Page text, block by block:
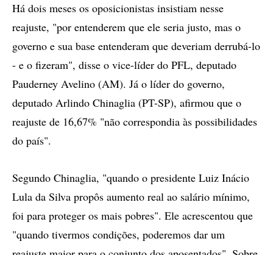
Há dois meses os oposicionistas insistiam nesse
reajuste, "por entenderem que ele seria justo, mas o
governo e sua base entenderam que deveriam derrubá-lo
- e o fizeram", disse o vice-líder do PFL, deputado
Pauderney Avelino (AM). Já o líder do governo,
deputado Arlindo Chinaglia (PT-SP), afirmou que o
reajuste de 16,67% "não correspondia às possibilidades
do país".
Segundo Chinaglia, "quando o presidente Luiz Inácio
Lula da Silva propôs aumento real ao salário mínimo,
foi para proteger os mais pobres". Ele acrescentou que
"quando tivermos condições, poderemos dar um